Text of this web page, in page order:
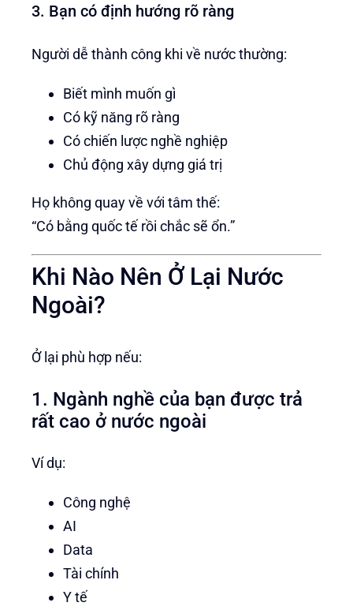
3. Bạn có định hướng rõ ràng
Người dễ thành công khi về nước thường:
Biết mình muốn gì
Có kỹ năng rõ ràng
Có chiến lược nghề nghiệp
Chủ động xây dựng giá trị
Họ không quay về với tâm thế:
“Có bằng quốc tế rồi chắc sẽ ổn.”
Khi Nào Nên Ở Lại Nước
Ngoài?
Ở lại phù hợp nếu:
1. Ngành nghề của bạn được trả
rất cao ở nước ngoài
Ví dụ:
Công nghệ
AI
Data
Tài chính
Y tế